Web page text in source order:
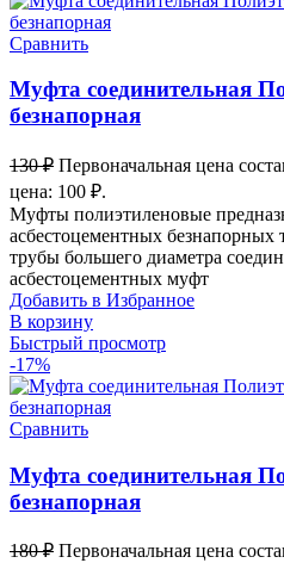
Сравнить
Муфта соединительная
безнапорная
130₽ Первоначальная цена
цена: 100 ₽.
Муфты полиэтиленовые
асбестоцементных
трубы большего диаметра
асбестоцементных муфт
Добавить в Избранное
В корзину
Быстрый просмотр
-17%
Сравнить
Муфта соединительная
безнапорная
180₽ Первоначальная цена